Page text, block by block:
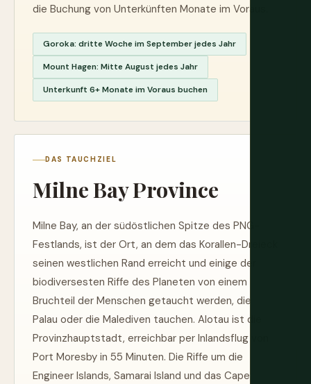
die Buchung von Unterkünften Monate im Voraus.
Goroka: dritte Woche im September jedes Jahr
Mount Hagen: Mitte August jedes Jahr
Unterkunft 6+ Monate im Voraus buchen
DAS TAUCHZIEL
Milne Bay Province
Milne Bay, an der südöstlichen Spitze des PNG-
Festlands, ist der Ort, an dem das Korallen-Dreieck
seinen westlichen Rand erreicht und einige der
biodiversesten Riffe des Planeten von einem
Bruchteil der Menschen getaucht werden, die
Palau oder die Malediven tauchen. Alotau ist die
Provinzhauptstadt, erreichbar per Inlandsflug von
Port Moresby in 55 Minuten. Die Riffe um die
Engineer Islands, Samarai Island und das Cape